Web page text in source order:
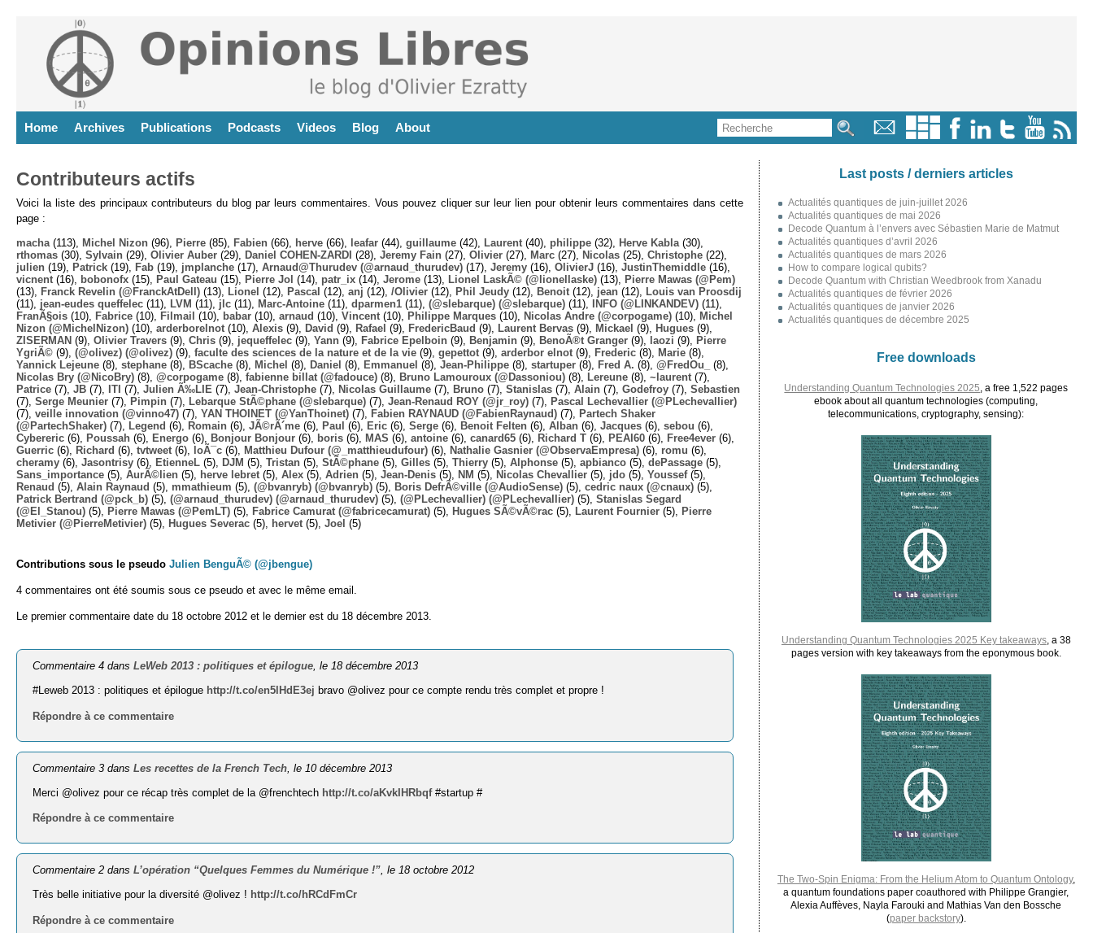
Home Archives Publications Podcasts Videos Blog About
Contributeurs actifs
Voici la liste des principaux contributeurs du blog par leurs commentaires. Vous pouvez cliquer sur leur lien pour obtenir leurs commentaires dans cette
page :
macha (113), Michel Nizon (96), Pierre (85), Fabien (66), herve (66), leafar (44), guillaume (42), Laurent (40), philippe (32), Herve Kabla (30),
rthomas (30), Sylvain (29), Olivier Auber (29), Daniel COHEN-ZARDI (28), Jeremy Fain (27), Olivier (27), Marc (27), Nicolas (25), Christophe (22),
julien (19), Patrick (19), Fab (19), jmplanche (17), Arnaud@Thurudev (@arnaud_thurudev) (17), Jeremy (16), OlivierJ (16), JustinThemiddle (16),
vicnent (16), bobonofx (15), Paul Gateau (15), Pierre Jol (14), patr_ix (14), Jerome (13), Lionel LaskÃ© (@lionellaske) (13),
Pierre Mawas (@Pem)
(13),
Franck Revelin (@FranckAtDell) (13), Lionel (12), Pascal (12), anj (12), /Olivier (12), Phil Jeudy (12), Benoit (12), jean (12),
Louis van Proosdij
(11), jean-eudes queffelec (11), LVM (11), jlc (11), Marc-Antoine (11), dparmen1 (11), (@slebarque) (@slebarque) (11), INFO (@LINKANDEV) (11),
FranÃ§ois (10), Fabrice (10), Filmail (10), babar (10), arnaud (10), Vincent (10), Philippe Marques (10), Nicolas Andre (@corpogame) (10),
Michel
Nizon (@MichelNizon) (10), arderborelnot (10), Alexis (9), David (9), Rafael (9), FredericBaud (9), Laurent Bervas (9), Mickael (9), Hugues (9),
ZISERMAN (9), Olivier Travers (9), Chris (9), jequeffelec (9), Yann (9), Fabrice Epelboin (9), Benjamin (9), BenoÃ®t Granger (9), laozi (9),
Pierre
YgriÃ© (9), (@olivez) (@olivez) (9), faculte des sciences de la nature et de la vie (9), gepettot (9), arderbor elnot (9), Frederic (8), Marie (8),
Yannick Lejeune (8), stephane (8), BScache (8), Michel (8), Daniel (8), Emmanuel (8), Jean-Philippe (8), startuper (8), Fred A. (8), @FredOu_
(8),
Nicolas Bry (@NicoBry) (8), @corpogame (8), fabienne billat (@fadouce) (8), Bruno Lamouroux (@Dassoniou) (8), Lereune (8), ~laurent (7),
Patrice (7), JB (7), ITI (7), Julien Ã‰LIE (7), Jean-Christophe (7), Nicolas Guillaume (7), Bruno (7), Stanislas (7), Alain (7), Godefroy (7), Sebastien
(7), Serge Meunier (7), Pimpin (7), Lebarque StÃ©phane (@slebarque) (7), Jean-Renaud ROY (@jr_roy) (7),
Pascal Lechevallier (@PLechevallier)
(7), veille innovation (@vinno47) (7), YAN THOINET (@YanThoinet) (7), Fabien RAYNAUD (@FabienRaynaud) (7),
Partech Shaker
(@PartechShaker) (7), Legend (6), Romain (6), JÃ©rÃ´me (6), Paul (6), Eric (6), Serge (6), Benoit Felten (6), Alban (6), Jacques (6), sebou (6),
Cybereric (6), Poussah (6), Energo (6), Bonjour Bonjour (6), boris (6), MAS (6), antoine (6), canard65 (6), Richard T (6), PEAI60 (6), Free4ever (6),
Guerric (6), Richard (6), tvtweet (6), loÃ¯c (6), Matthieu Dufour (@_matthieudufour) (6), Nathalie Gasnier (@ObservaEmpresa) (6), romu (6),
cheramy (6), Jasontrisy (6), EtienneL (5), DJM (5), Tristan (5), StÃ©phane (5), Gilles (5), Thierry (5), Alphonse (5), apbianco (5), dePassage (5),
Sans_importance (5), AurÃ©lien (5), herve lebret (5), Alex (5), Adrien (5), Jean-Denis (5), NM (5), Nicolas Chevallier (5), jdo (5), Youssef(5),
Renaud (5), Alain Raynaud (5), mmathieum (5), (@bvanryb) (@bvanryb) (5), Boris DefrÃ©ville (@AudioSense) (5), cedric naux (@cnaux) (5),
Patrick Bertrand (@pck_b) (5), (@arnaud_thurudev) (@arnaud_thurudev) (5), (@PLechevallier) (@PLechevallier) (5), Stanislas Segard
(@El_Stanou) (5), Pierre Mawas (@PemLT) (5), Fabrice Camurat (@fabricecamurat) (5), Hugues SÃ©vÃ©rac (5), Laurent Fournier (5),
Pierre
Metivier (@PierreMetivier) (5), Hugues Severac (5), hervet (5), Joel (5)
Contributions sous le pseudo Julien BenguÃ© (@jbengue)
4 commentaires ont été soumis sous ce pseudo et avec le même email.
Le premier commentaire date du 18 octobre 2012 et le dernier est du 18 décembre 2013.
Commentaire 4 dansLeWeb 2013 : politiques et épilogue, le 18 décembre 2013
#Leweb 2013 : politiques et épilogue http://t.co/en5lHdE3ej bravo @olivez pour ce compte rendu très complet et propre !
Répondre à ce commentaire
Commentaire 3 dansLes recettes de la French Tech , le 10 décembre 2013
Merci @olivez pour ce récap très complet de la @frenchtech http://t.co/aKvkIHRbqf#startup #
Répondre à ce commentaire
Commentaire 2 dansL’opération “Quelques Femmes du Numérique !”, le 18 octobre 2012
Très belle initiative pour la diversité @olivez ! http://t.co/hRCdFmCr
Répondre à ce commentaire
Last posts / derniers articles
Actualités quantiques de juin-juillet 2026
Actualités quantiques de mai 2026
Decode Quantum à l’envers avec Sébastien Marie de Matmut
Actualités quantiques d’avril 2026
Actualités quantiques de mars 2026
How to compare logical qubits?
Decode Quantum with Christian Weedbrook from Xanadu
Actualités quantiques de février 2026
Actualités quantiques de janvier 2026
Actualités quantiques de décembre 2025
Free downloads
Understanding Quantum Technologies 2025 , a free 1,522 pages
ebook about all quantum technologies (computing,
telecommunications, cryptography, sensing):
Understanding Quantum Technologies 2025 Key takeaways, a 38
pages version with key takeaways from the eponymous book.
The Two-Spin Enigma: From the Helium Atom to Quantum Ontology,
a quantum foundations paper coauthored with Philippe Grangier,
Alexia Auffèves, Nayla Farouki and Mathias Van den Bossche
(paper backstory).